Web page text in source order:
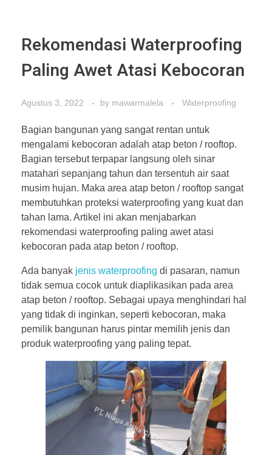
Rekomendasi Waterproofing
Paling Awet Atasi Kebocoran
Agustus 3, 2022 by mawarmalela Waterproofing
Bagian bangunan yang sangat rentan untuk
mengalami kebocoran adalah atap beton / rooftop.
Bagian tersebut terpapar langsung oleh sinar
matahari sepanjang tahun dan tersentuh air saat
musim hujan. Maka area atap beton / rooftop sangat
membutuhkan proteksi waterproofing yang kuat dan
tahan lama. Artikel ini akan menjabarkan
rekomendasi waterproofing paling awet atasi
kebocoran pada atap beton / rooftop.
Ada banyak jenis waterproofing di pasaran, namun
tidak semua cocok untuk diaplikasikan pada area
atap beton / rooftop. Sebagai upaya menghindari hal
yang tidak di inginkan, seperti kebocoran, maka
pemilik bangunan harus pintar memilih jenis dan
produk waterproofing yang paling tepat.